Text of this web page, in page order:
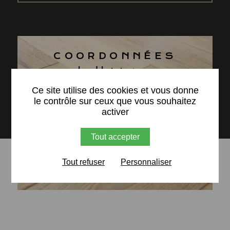
COORDONNÉES
de l'agence
3 ter Rue des Vieilles Retz
85180 Les Sables d'Olonne
Port.06 71 75 54 74
NOUS CONTACTER
Ce site utilise des cookies et vous donne
le contrôle sur ceux que vous souhaitez
activer
Tout accepter
Tout refuser Personnaliser